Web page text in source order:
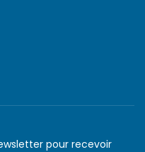
pour recevoir